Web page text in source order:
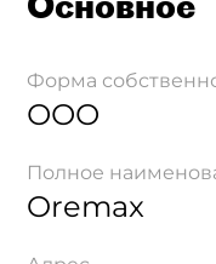
Форма
ООО
Полное
Oremax